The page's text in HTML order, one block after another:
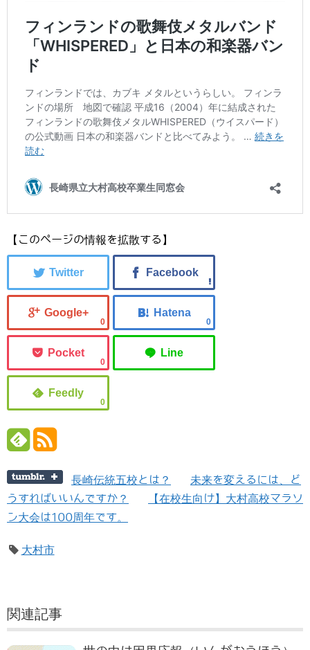
【このページの情報を拡散する】
0 0
0
0
長崎伝統五校とは？
未来を変えるには、ど
うすればいいんですか？
【在校生向け】大村高校マラソ
ン大会は100周年です。
大村市
関連記事